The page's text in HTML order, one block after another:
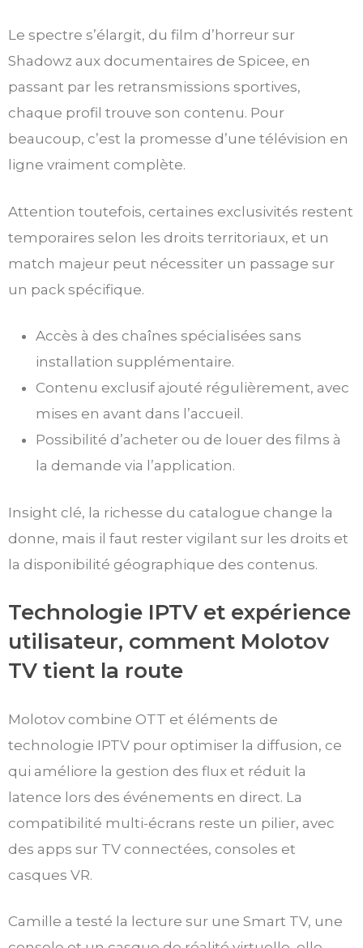
Le spectre s’élargit, du film d’horreur sur
Shadowz aux documentaires de Spicee, en
passant par les retransmissions sportives,
chaque profil trouve son contenu. Pour
beaucoup, c’est la promesse d’une télévision en
ligne vraiment complète.
Attention toutefois, certaines exclusivités restent
temporaires selon les droits territoriaux, et un
match majeur peut nécessiter un passage sur
un pack spécifique.
Accès à des chaînes spécialisées sans
installation supplémentaire.
Contenu exclusif ajouté régulièrement, avec
mises en avant dans l’accueil.
Possibilité d’acheter ou de louer des films à
la demande via l’application.
Insight clé, la richesse du catalogue change la
donne, mais il faut rester vigilant sur les droits et
la disponibilité géographique des contenus.
Technologie IPTV et expérience
utilisateur, comment Molotov
TV tient la route
Molotov combine OTT et éléments de
technologie IPTV pour optimiser la diffusion, ce
qui améliore la gestion des flux et réduit la
latence lors des événements en direct. La
compatibilité multi-écrans reste un pilier, avec
des apps sur TV connectées, consoles et
casques VR.
Camille a testé la lecture sur une Smart TV, une